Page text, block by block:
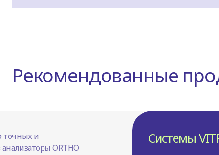
Рекомендованные
точных и
ORTHO
Системы